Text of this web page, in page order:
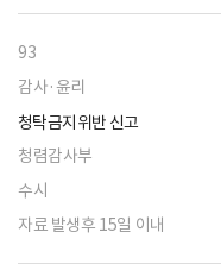
93
감사·윤리
청탁금지위반 신고
청렴감사부
수시
자료 발생후 15일 이내